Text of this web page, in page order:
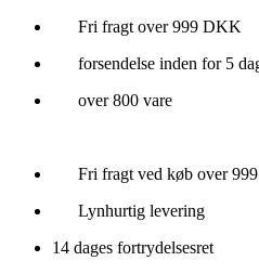
Videre
indhold
Fri fragt over 999 DKK
forsendelse inden for 5
over 800 vare
Fri fragt ved køb over 999
Lynhurtig levering
14 dages fortrydelsesret